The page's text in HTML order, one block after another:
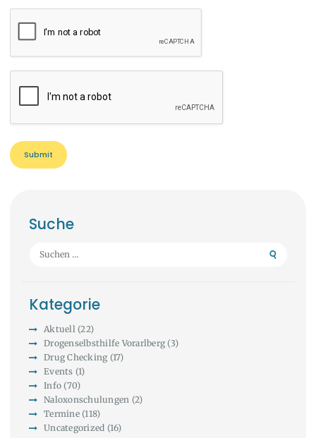
Suche
Suchen
Kategorie
Aktuell(22)
Drogenselbsthilfe Vorarlberg (3)
Drug Checking (17)
Events (1)
Info (70)
Naloxonschulungen (2)
Termine(118)
Uncategorized (16)